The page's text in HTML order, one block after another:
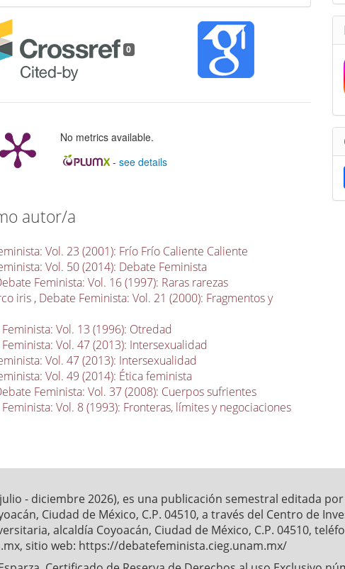
0
No metrics available.
-see details
autor/a
Vol. 23 (2001): Frío Frío Caliente Caliente
Vol. 50 (2014): Debate Feminista
Feminista: Vol. 16 (1997): Raras rarezas
iris , Debate Feminista: Vol. 21 (2000): Fragmentos y
Vol. 13 (1996): Otredad
Vol. 47 (2013): Intersexualidad
Vol. 47 (2013): Intersexualidad
Vol. 49 (2014): Ética feminista
Feminista: Vol. 37 (2008): Cuerpos sufrientes
Vol. 8 (1993): Fronteras, límites y negociaciones
(julio - diciembre 2026), es una publicación semestral editada
Ciudad de México, C.P. 04510, a través del Centro de
alcaldía Coyoacán, Ciudad de México, C.P. 04510,
sitio web: https://debatefeminista.cieg.unam.mx/